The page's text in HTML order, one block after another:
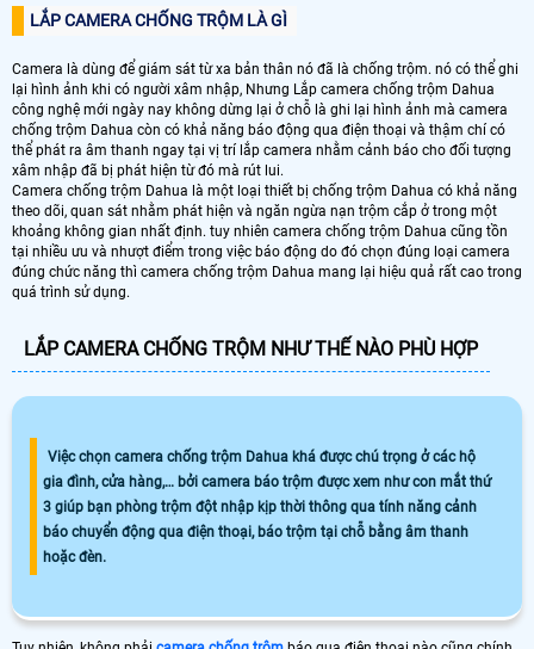
LẮP CAMERA CHỐNG TRỘM LÀ GÌ
Camera là dùng để giám sát từ xa bản thân nó đã là chống trộm. nó có thể ghi
lại hình ảnh khi có người xâm nhập, Nhưng Lắp camera chống trộm Dahua
công nghệ mới ngày nay không dừng lại ở chỗ là ghi lại hình ảnh mà camera
chống trộm Dahua còn có khả năng báo động qua điện thoại và thậm chí có
thể phát ra âm thanh ngay tại vị trí lắp camera nhằm cảnh báo cho đối tượng
xâm nhập đã bị phát hiện từ đó mà rút lui.
Camera chống trộm Dahua là một loại thiết bị chống trộm Dahua có khả năng
theo dõi, quan sát nhằm phát hiện và ngăn ngừa nạn trộm cắp ở trong một
khoảng không gian nhất định. tuy nhiên camera chống trộm Dahua cũng tồn
tại nhiều ưu và nhượt điểm trong việc báo động do đó chọn đúng loại camera
đúng chức năng thì camera chống trộm Dahua mang lại hiệu quả rất cao trong
quá trình sử dụng.
LẮP CAMERA CHỐNG TRỘM NHƯ THẾ NÀO PHÙ HỢP
Việc chọn camera chống trộm Dahua khá được chú trọng ở các hộ
gia đình, cửa hàng,… bởi camera báo trộm được xem như con mắt thứ
3 giúp bạn phòng trộm đột nhập kịp thời thông qua tính năng cảnh
báo chuyển động qua điện thoại, báo trộm tại chỗ bằng âm thanh
hoặc đèn.